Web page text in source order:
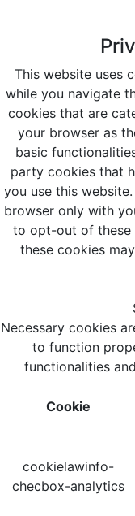
This website uses
while you navigate
cookies that are
your browser as
basic
party cookies that
you use this
browser only with
to opt-out of these
these cookies
Necessary cookies
to function
functionalities
Cookie
cookielawinfo-
checbox-analytics